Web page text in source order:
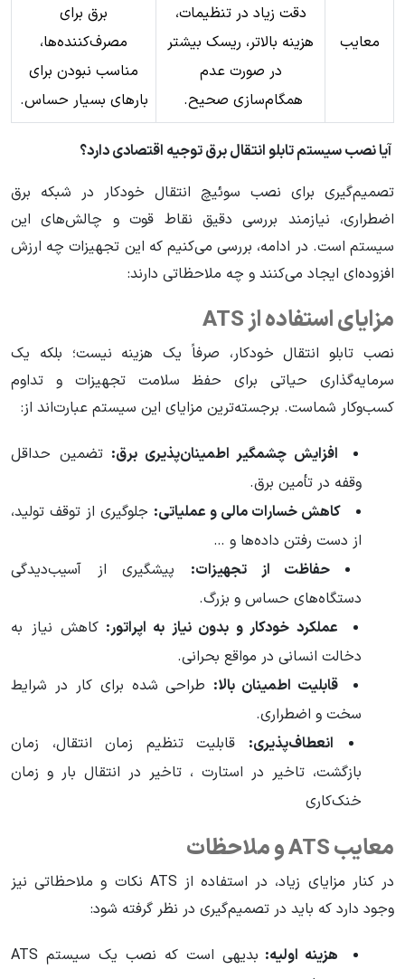
معایب
دقت زیاد در تنظیمات،
هزینه بالاتر، ریسک بیشتر
در صورت عدم
همگام‌سازی صحیح.
برق برای
مصرف‌کننده‌ها،
مناسب نبودن برای
بارهای بسیار حساس.
آیا نصب سیستم تابلو انتقال برق توجیه اقتصادی دارد؟
تصمیم‌گیری برای نصب سوئیچ انتقال خودکار در شبکه برق
اضطراری، نیازمند بررسی دقیق نقاط قوت و چالش‌های این
سیستم است. در ادامه، بررسی می‌کنیم که این تجهیزات چه ارزش
افزوده‌ای ایجاد می‌کنند و چه ملاحظاتی دارند:
مزایای استفاده از ATS
نصب تابلو انتقال خودکار، صرفاً یک هزینه نیست؛ بلکه یک
سرمایه‌گذاری حیاتی برای حفظ سلامت تجهیزات و تداوم
کسب‌وکار شماست. برجسته‌ترین مزایای این سیستم عبارت‌اند از:
افزایش چشمگیر اطمینان‌پذیری برق: تضمین حداقل
وقفه در تأمین برق.
کاهش خسارات مالی و عملیاتی: جلوگیری از توقف تولید،
از دست رفتن داده‌ها و …
حفاظت از تجهیزات: پیشگیری از آسیب‌دیدگی
دستگاه‌های حساس و بزرگ.
عملکرد خودکار و بدون نیاز به اپراتور: کاهش نیاز به
دخالت انسانی در مواقع بحرانی.
قابلیت اطمینان بالا: طراحی شده برای کار در شرایط
سخت و اضطراری.
انعطاف‌پذیری: قابلیت تنظیم زمان انتقال، زمان
بازگشت، تاخیر در استارت ، تاخیر در انتقال بار و زمان
خنک‌کاری
معایب ATS و ملاحظات
در کنار مزایای زیاد، در استفاده از ATS نکات و ملاحظاتی نیز
وجود دارد که باید در تصمیم‌گیری در نظر گرفته شود:
هزینه اولیه:
بدیهی است که نصب یک سیستم ATS